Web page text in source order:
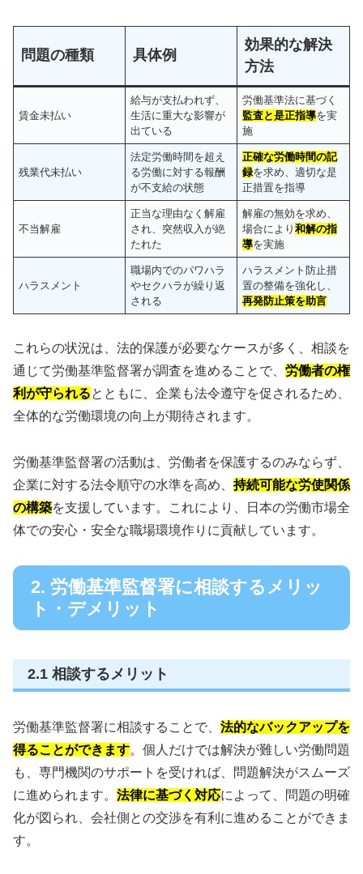
問題の種類 具体例
効果的な解決
方法
賃金未払い
給与が支払われず、
生活に重大な影響が
出ている
労働基準法に基づく
監査と是正指導を実
施
残業代未払い
法定労働時間を超え
る労働に対する報酬
が不支給の状態
正確な労働時間の記
録を求め、適切な是
正措置を指導
不当解雇
正当な理由なく解雇
され、突然収入が絶
たれた
解雇の無効を求め、
場合により和解の指
導を実施
ハラスメント
職場内でのパワハラ
やセクハラが繰り返
される
ハラスメント防止措
置の整備を強化し、
再発防止策を助言
これらの状況は、法的保護が必要なケースが多く、相談を
通じて労働基準監督署が調査を進めることで、 労働者の権
利が守られるとともに、企業も法令遵守を促されるため、
全体的な労働環境の向上が期待されます。
労働基準監督署の活動は、労働者を保護するのみならず、
企業に対する法令順守の水準を高め、 持続可能な労使関係
の構築を支援しています。これにより、日本の労働市場全
体での安心・安全な職場環境作りに貢献しています。
2. 労働基準監督署に相談するメリッ
ト・デメリット
2.1 相談するメリット
労働基準監督署に相談することで、 法的なバックアップを
得ることができます。個人だけでは解決が難しい労働問題
も、専門機関のサポートを受ければ、問題解決がスムーズ
に進められます。 法律に基づく対応によって、問題の明確
化が図られ、会社側との交渉を有利に進めることができま
す。